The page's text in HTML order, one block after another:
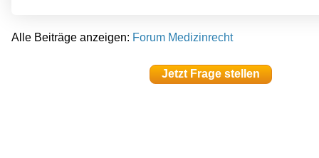
Alle Beiträge anzeigen: Forum Medizinrecht
Jetzt Frage stellen